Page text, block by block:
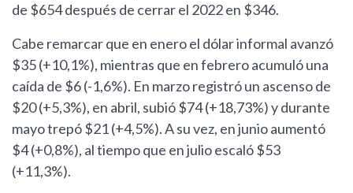
de $654 después de cerrar el 2022 en $346.
Cabe remarcar que en enero el dólar informal avanzó
$35 (+10,1%), mientras que en febrero acumuló una
caída de $6 (-1,6%). En marzo registró un ascenso de
$20 (+5,3%), en abril, subió $74 (+18,73%) y durante
mayo trepó $21 (+4,5%). A su vez, en junio aumentó
$4 (+0,8%), al tiempo que en julio escaló $53
(+11,3%).